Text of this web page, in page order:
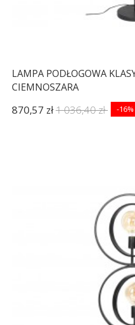
LAMPA PODŁOGOWA
CIEMNOSZARA
870,57 zł1 036,40 zł -16%